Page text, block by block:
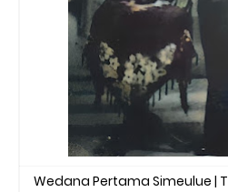
Wedana Pertama Simeulue |